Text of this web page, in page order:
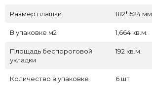
Размер плашки 182*1524 мм
В упаковке м2 1,664 кв.м.
Площадь беспороговой
укладки
192 кв.м.
Количество в упаковке 6 шт